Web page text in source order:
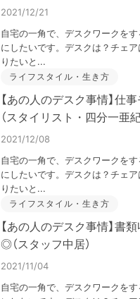
2021/12/21
自宅の一角で、デスクワークを
にしたいです。デスクは？チェ
りたいと...
ライフスタイル・生き方
【あの人のデスク事情】仕
（スタイリスト・四分一亜紀
2021/12/08
自宅の一角で、デスクワークを
にしたいです。デスクは？チェ
りたいと...
ライフスタイル・生き方
【あの人のデスク事情】書
◎（スタッフ中居）
2021/11/04
自宅の一角で、デスクワークを